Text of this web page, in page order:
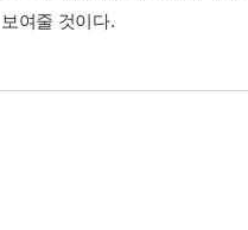
여줄 것이다.